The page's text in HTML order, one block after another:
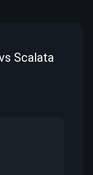
Scalata